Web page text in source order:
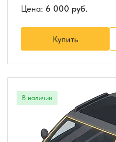
Цена: 6 000 руб.
Купить